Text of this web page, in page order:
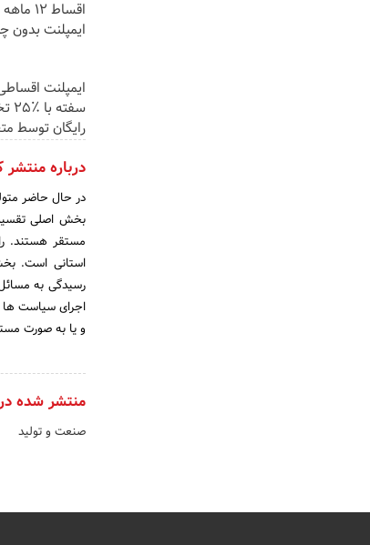
اقساط
ایمپلنت
ایمپلنت
رایگان توسط
درباره منتشر
در حال حاضر
مستقر هستند.
استانی است.
رسیدگی به
اجرای سیاست ها
و یا به صورت
منتشر شده
صنعت و تولید